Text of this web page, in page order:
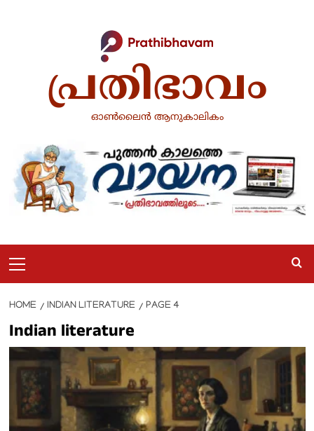
പ്രതിഭാവം
ഓൺലൈൻ ആനുകാലികം
Menu
HOME INDIAN LITERATURE PAGE 4
Indian literature